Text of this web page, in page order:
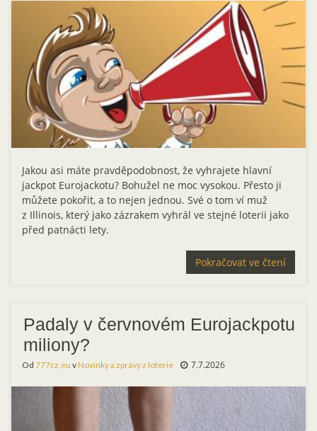
Jakou asi máte pravděpodobnost, že vyhrajete hlavní
jackpot Eurojackotu? Bohužel ne moc vysokou. Přesto ji
můžete pokořit, a to nejen jednou. Své o tom ví muž
z Illinois, který jako zázrakem vyhrál ve stejné loterii jako
před patnácti lety.
Pokračovat ve čtení
Padaly v červnovém Eurojackpotu
miliony?
Od 777cz.eu vNovinky a zprávy z loterie 7.7.2026